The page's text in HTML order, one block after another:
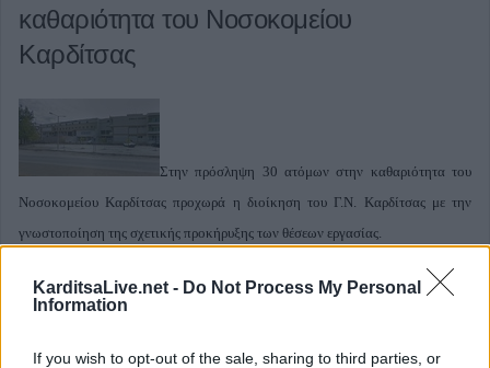
KarditsaLive.net - Do Not Process My Personal
Information
If you wish to opt-out of the sale, sharing to third parties, or
καθαριότητα του Νοσοκομείου
Καρδίτσας
Στην πρόσληψη 30 ατόμων στην καθαριότητα του
Νοσοκομείου Καρδίτσας προχωρά η διοίκηση του Γ.Ν. Καρδίτσας με την
γνωστοποίηση της σχετικής προκήρυξης των θέσεων εργασίας.
Καρδίτσα Κατηγορία Εργασία - Καρδίτσα 27 Δεκεμβρίου 2017, 16:18